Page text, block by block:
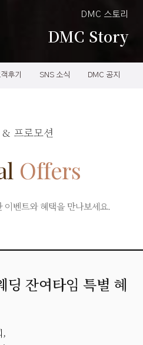
DMC 스토리
DMC Story
후기 SNS 소식 DMC 공지
& 프로모션
Offers
벤트와 혜택을 만나보세요.
딩 잔여타임 특별 혜
,